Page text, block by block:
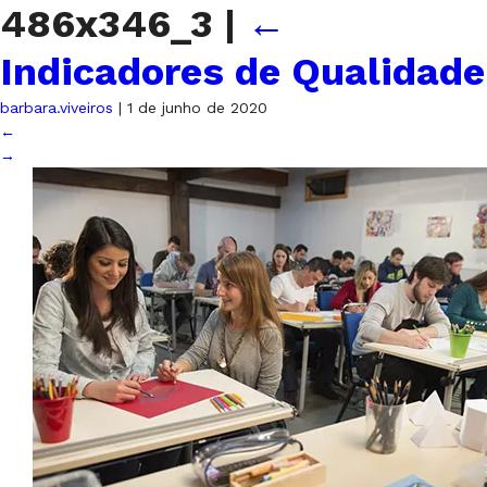
486x346_3 | ←
Indicadores de Qualidade
barbara.viveiros | 1 de junho de 2020
←
→